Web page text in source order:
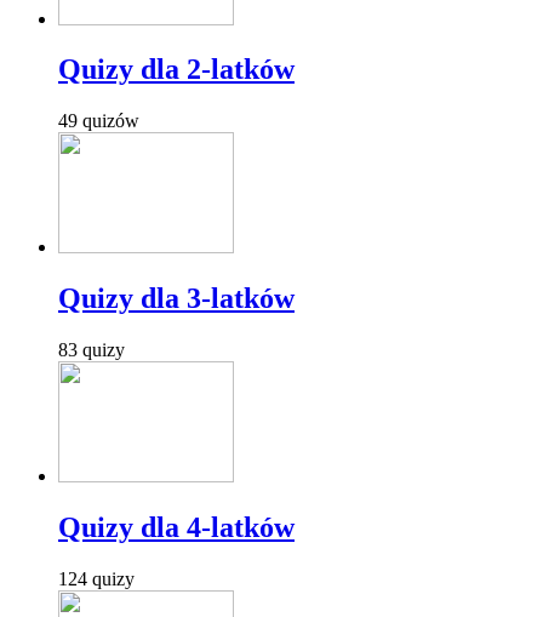
Quizy dla 2-latków
49 quizów
Quizy dla 3-latków
83 quizy
Quizy dla 4-latków
124 quizy